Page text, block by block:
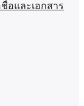
อและเอกสาร